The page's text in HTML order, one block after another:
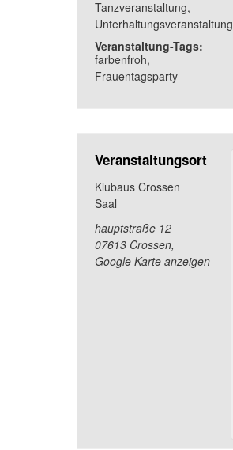
Tanzveranstaltung,
Unterhaltungsveranstaltung
Veranstaltung-Tags:
farbenfroh,
Frauentagsparty
Veranstaltungsort
Klubaus Crossen
Saal
hauptstraße 12
07613 Crossen,
Google Karte anzeigen